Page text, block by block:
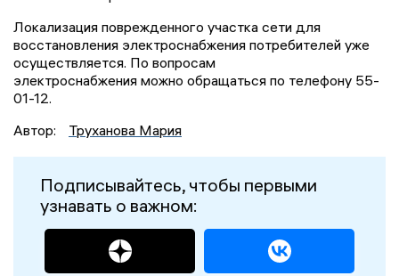
Локализация поврежденного участка сети для
восстановления электроснабжения потребителей уже
осуществляется. По вопросам
электроснабжения можно обращаться по телефону 55-
01-12.
Автор:
Труханова Мария
Подписывайтесь, чтобы первыми
узнавать о важном: